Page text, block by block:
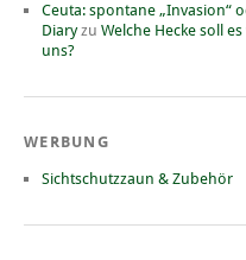
Ceuta: spontane „Invasion“
Diaryzu Welche Hecke soll
uns?
WERBUNG
Sichtschutzzaun & Zubehör